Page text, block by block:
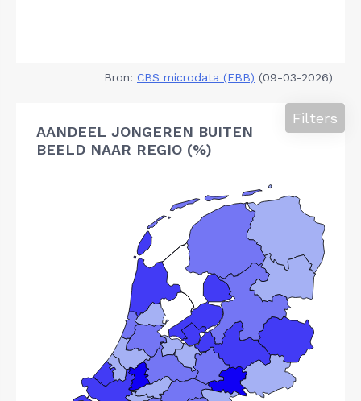
Bron: CBS microdata (EBB) (09-03-2026)
AANDEEL JONGEREN BUITEN
BEELD NAAR REGIO (%)
Filters